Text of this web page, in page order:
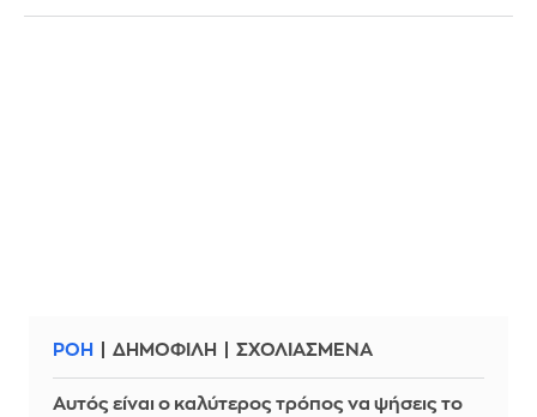
ΡΟΗ ΔΗΜΟΦΙΛΗ ΣΧΟΛΙΑΣΜΕΝΑ
Αυτός είναι ο καλύτερος τρόπος να ψήσεις το